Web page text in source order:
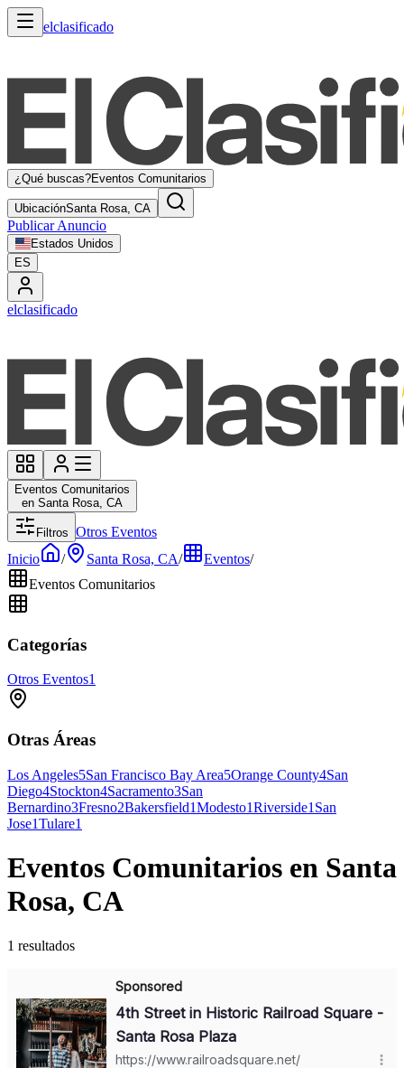
elclasificado
¿Qué buscas?Eventos Comunitarios
UbicaciónSanta Rosa, CA
Publicar Anuncio
Estados Unidos
ES
elclasificado
Eventos Comunitarios
en Santa Rosa, CA
Filtros Otros Eventos
Inicio
/ Santa Rosa, CA/ Eventos/
Eventos Comunitarios
Categorías
Otros Eventos1
Otras Áreas
Los Angeles5San Francisco Bay Area5Orange County4San
Diego4Stockton4Sacramento3San
Bernardino3Fresno2Bakersfield1Modesto1Riverside1 San
Jose1Tulare1
Eventos Comunitarios en Santa
Rosa, CA
1 resultados